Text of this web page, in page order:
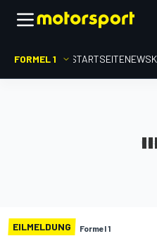
FORMEL 1 STARTSEITENEWS
EILMELDUNG Formel 1